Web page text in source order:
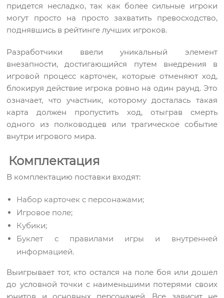
придется несладко, так как более сильные игроки
могут просто на просто захватить превосходство,
поднявшись в рейтинге лучших игроков.
Разработчики ввели уникальный элемент
внезапности, достигающийся путем внедрения в
игровой процесс карточек, которые отменяют ход,
блокируя действие игрока ровно на один раунд. Это
означает, что участник, которому досталась такая
карта должен пропустить ход, отыграв смерть
одного из полководцев или трагическое событие
внутри игрового мира.
Комплектация
В комплектацию поставки входят:
Набор карточек с персонажами;
Игровое поле;
Кубики;
Буклет с правилами игры и внутренней
информацией.
Выигрывает тот, кто остался на поле боя или дошел
до условной точки с наименьшими потерями своих